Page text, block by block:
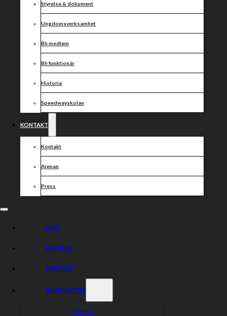
Styrelse & dokument
Ungdomsverksamhet
Bli medlem
Bli funktionär
Historia
Speedwayskolan
KONTAKT
Kontakt
Arenan
Press
HEM
ESS PLAY
NYHETER
GÅ PÅ MATCH
Kalender